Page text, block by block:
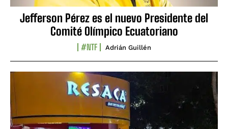
Jefferson Pérez es el nuevo Presidente del
Comité Olímpico Ecuatoriano
#NTF Adrián Guillén